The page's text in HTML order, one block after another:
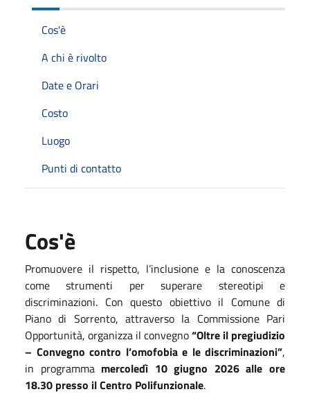
Cos'è
A chi è rivolto
Date e Orari
Costo
Luogo
Punti di contatto
Cos'è
Promuovere il rispetto, l’inclusione e la conoscenza
come strumenti per superare stereotipi e
discriminazioni. Con questo obiettivo il Comune di
Piano di Sorrento, attraverso la Commissione Pari
Opportunità, organizza il convegno“Oltre il pregiudizio
– Convegno contro l’omofobia e le discriminazioni”,
in programma mercoledì 10 giugno 2026 alle ore
18.30 presso il Centro Polifunzionale.